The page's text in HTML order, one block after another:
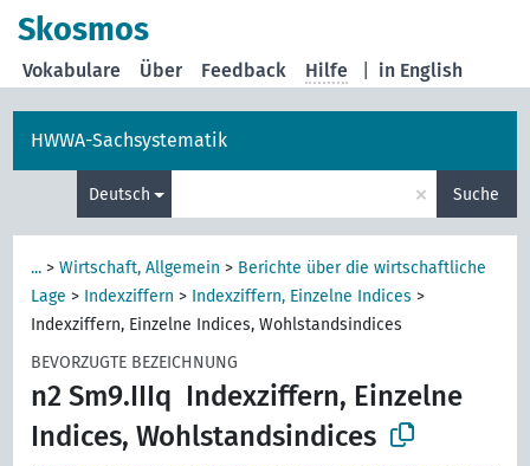
Skosmos
in English
Vokabulare Über Feedback Hilfe
HWWA-Sachsystematik
Deutsch × Suche
... >Wirtschaft, Allgemein > Berichte über die wirtschaftliche
Lage > Indexziffern > Indexziffern, Einzelne Indices >
Indexziffern, Einzelne Indices, Wohlstandsindices
BEVORZUGTE BEZEICHNUNG
n2 Sm9.IIIq Indexziffern, Einzelne
Indices, Wohlstandsindices